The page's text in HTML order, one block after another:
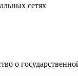
сетях
о